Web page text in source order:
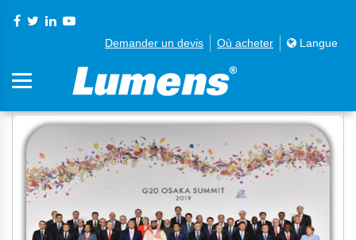
Demander un devis Où acheter Langue